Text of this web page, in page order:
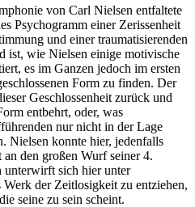
von Carl Nielsen entfaltete
Psychogramm einer Zerissenheit
und einer traumatisierenden
ist, wie Nielsen einige motivische
es im Ganzen jedoch im ersten
Form zu finden. Der
Geschlossenheit zurück und
entbehrt, oder, was
nur nicht in der Lage
Nielsen konnte hier, jedenfalls
den großen Wurf seiner 4.
unterwirft sich hier unter
der Zeitlosigkeit zu entziehen,
seine zu sein scheint.